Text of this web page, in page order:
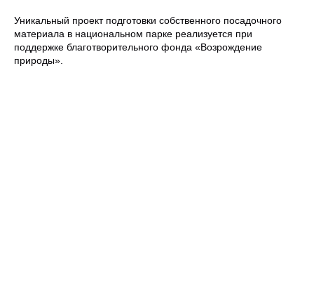
Уникальный проект подготовки собственного посадочного
материала в национальном парке реализуется при
поддержке благотворительного фонда «Возрождение
природы».